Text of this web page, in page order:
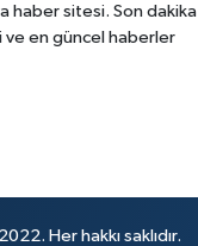
haber sitesi. Son dakika
ve en güncel haberler
Her hakkı saklıdır.